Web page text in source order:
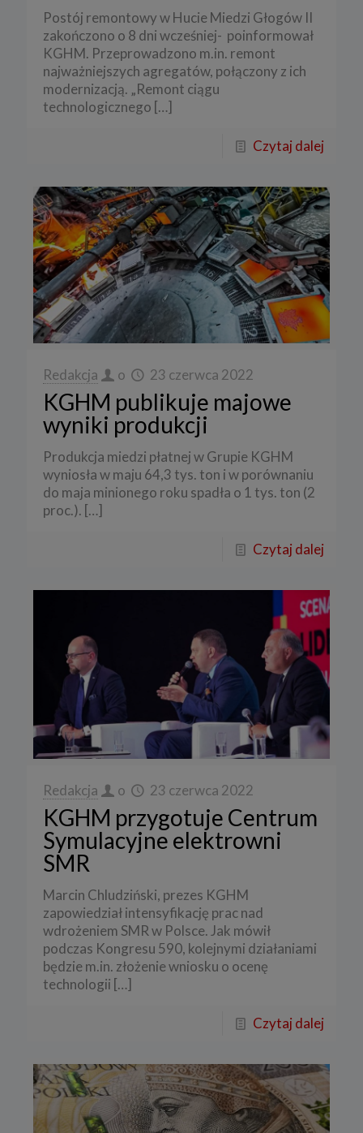
Postój remontowy w Hucie Miedzi Głogów II
zakończono o 8 dni wcześniej- poinformował
KGHM. Przeprowadzono m.in. remont
najważniejszych agregatów, połączony z ich
modernizacją. „Remont ciągu
technologicznego […]
Czytaj dalej
Redakcja o 23 czerwca 2022
KGHM publikuje majowe
wyniki produkcji
Produkcja miedzi płatnej w Grupie KGHM
wyniosła w maju 64,3 tys. ton i w porównaniu
do maja minionego roku spadła o 1 tys. ton (2
proc.). […]
Czytaj dalej
Redakcja o 23 czerwca 2022
KGHM przygotuje Centrum
Symulacyjne elektrowni
SMR
Marcin Chludziński, prezes KGHM
zapowiedział intensyfikację prac nad
wdrożeniem SMR w Polsce. Jak mówił
podczas Kongresu 590, kolejnymi działaniami
będzie m.in. złożenie wniosku o ocenę
technologii […]
Czytaj dalej